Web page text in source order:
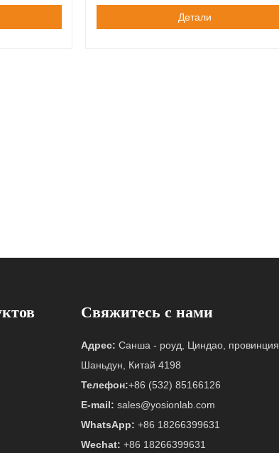
Детали
Свяжитесь с нами
Адрес: Санша - роуд, Циндао, провинция
Шаньдун, Китай 4198
Телефон:+86 (532) 85166126
E-mail: sales@yosionlab.com
WhatsApp: +86 18266399631
Wechat: +86 18266399631